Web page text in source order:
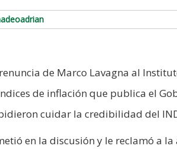
de Marco Lavagna al
de inflación que publica el
cuidar la credibilidad del
en la discusión y le reclamó a